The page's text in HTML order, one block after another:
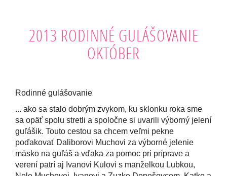
2013 RODINNÉ GULÁŠOVANIE
OKTÓBER
Rodinné gulášovanie
... ako sa stalo dobrým zvykom, ku sklonku roka sme
sa opäť spolu stretli a spoločne si uvarili výborný jelení
guľášik. Touto cestou sa chcem veľmi pekne
poďakovať Daliborovi Muchovi za výborné jelenie
mäsko na guľáš a vďaka za pomoc pri príprave a
verení patrí aj Ivanovi Kulovi s manželkou Lubkou,